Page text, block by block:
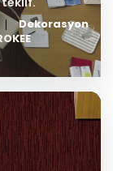
Dekorasyon